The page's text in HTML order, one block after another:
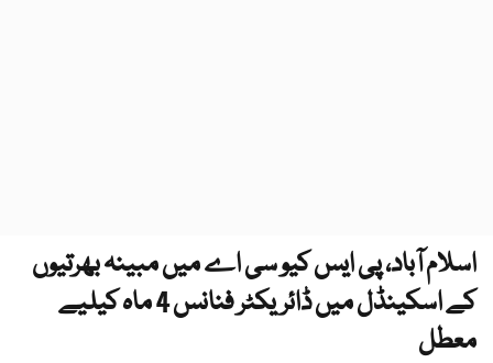
اسلام آباد، پی ایس کیو سی اے میں مبینہ بھرتیوں
کے اسکینڈل میں ڈائریکٹر فنانس 4 ماہ کیلیے
معطل